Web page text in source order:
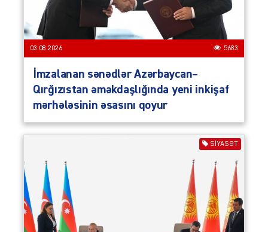
03.08.2026 5683
İmzalanan sənədlər Azərbaycan–
Qırğızıstan əməkdaşlığında yeni inkişaf
mərhələsinin əsasını qoyur
SIYASƏT